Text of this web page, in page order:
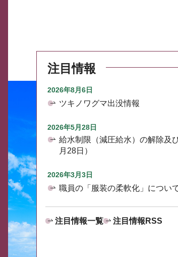
注目情報
2026年8月6日
ツキノワグマ出没情報
2026年5月28日
給水制限（減圧給水）の解除及
月28日）
2026年3月3日
職員の「服装の柔軟化」につい
注目情報一覧 注目情報RSS